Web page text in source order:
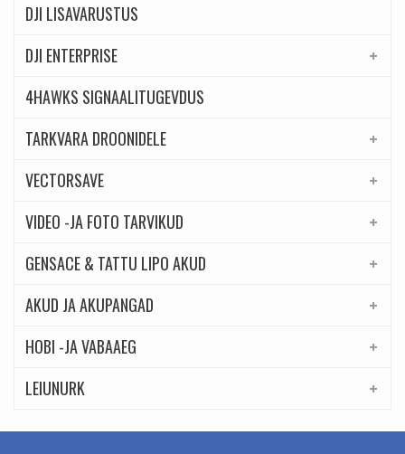
DJI LISAVARUSTUS
DJI ENTERPRISE
4HAWKS SIGNAALITUGEVDUS
TARKVARA DROONIDELE
VECTORSAVE
VIDEO -JA FOTO TARVIKUD
GENSACE & TATTU LIPO AKUD
AKUD JA AKUPANGAD
HOBI -JA VABAAEG
LEIUNURK